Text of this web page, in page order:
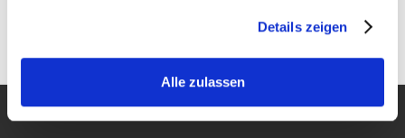
Details zeigen
Alle zulassen